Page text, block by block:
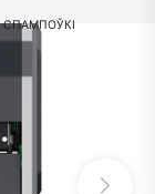
СПАМПОЎКІ